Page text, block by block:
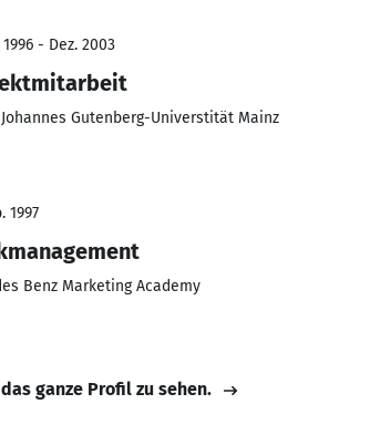
- Dez. 2003
Gutenberg-Universtität Mainz
1997
Benz Marketing Academy
ganze Profil zu sehen.